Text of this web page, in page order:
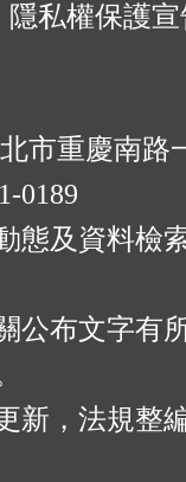
隱私權保護
市重慶南路
0189
態及資料檢
公布文字有
新，法規整